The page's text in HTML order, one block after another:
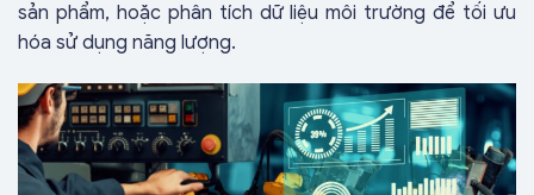
sản phẩm, hoặc phân tích dữ liệu môi trường để tối ưu
hóa sử dụng năng lượng.